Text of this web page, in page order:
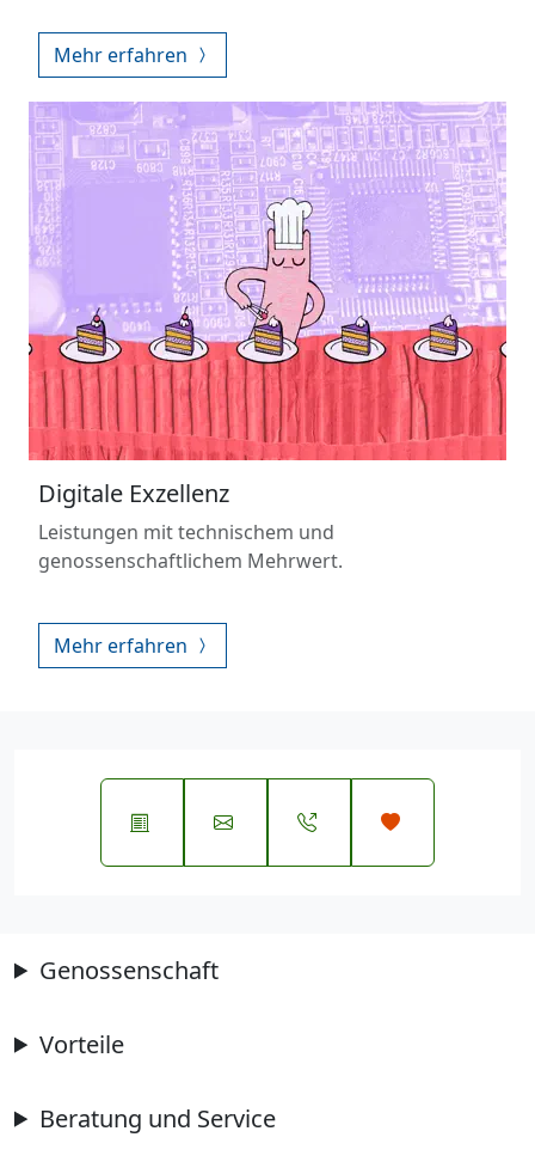
Mehr erfahren
Digitale Exzellenz
Leistungen mit technischem und
genossenschaftlichem Mehrwert.
Mehr erfahren
Genossenschaft
Vorteile
Beratung und Service